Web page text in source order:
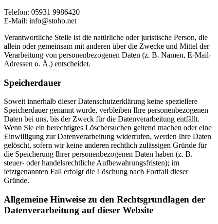
Telefon: 05931 9986420
E-Mail: info@stoho.net
Verantwortliche Stelle ist die natürliche oder juristische Person, die
allein oder gemeinsam mit anderen über die Zwecke und Mittel der
Verarbeitung von personenbezogenen Daten (z. B. Namen, E-Mail-
Adressen o. Ä.) entscheidet.
Speicherdauer
Soweit innerhalb dieser Datenschutzerklärung keine speziellere
Speicherdauer genannt wurde, verbleiben Ihre personenbezogenen
Daten bei uns, bis der Zweck für die Datenverarbeitung entfällt.
Wenn Sie ein berechtigtes Löschersuchen geltend machen oder eine
Einwilligung zur Datenverarbeitung widerrufen, werden Ihre Daten
gelöscht, sofern wir keine anderen rechtlich zulässigen Gründe für
die Speicherung Ihrer personenbezogenen Daten haben (z. B.
steuer- oder handelsrechtliche Aufbewahrungsfristen); im
letztgenannten Fall erfolgt die Löschung nach Fortfall dieser
Gründe.
Allgemeine Hinweise zu den Rechtsgrundlagen der
Datenverarbeitung auf dieser Website